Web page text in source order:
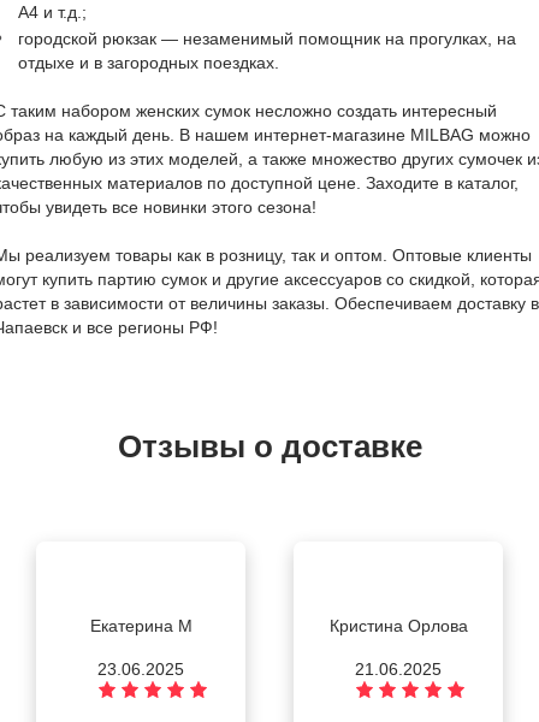
А4 и т.д.;
городской рюкзак — незаменимый помощник на прогулках, на
отдыхе и в загородных поездках.
таким набором женских сумок несложно создать интересный
на каждый день. В нашем интернет-магазине MILBAG можно
любую из этих моделей, а также множество других сумочек
материалов по доступной цене. Заходите в каталог,
увидеть все новинки этого сезона!
реализуем товары как в розницу, так и оптом. Оптовые клиенты
купить партию сумок и другие аксессуаров со скидкой,
в зависимости от величины заказы. Обеспечиваем доставку в
и все регионы РФ!
Отзывы о доставке
Екатерина М
23.06.2025
Кристина Орлова
21.06.2025